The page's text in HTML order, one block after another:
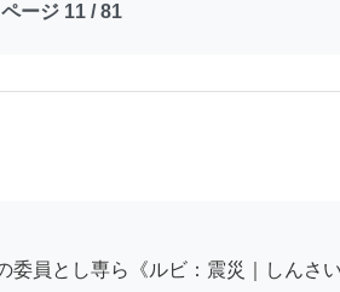
ページ 11 / 81